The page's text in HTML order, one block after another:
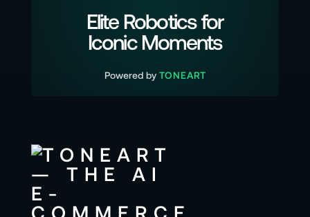
Elite Robotics for
Iconic Moments
Powered by TONEART